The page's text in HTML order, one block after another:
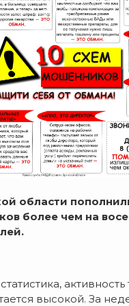
области
более чем на
высокой. За